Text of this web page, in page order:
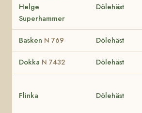
Helge
Superhammer
Dölehäst
Basken N 769 Dölehäst
Dokka N 7432 Dölehäst
Flinka Dölehäst